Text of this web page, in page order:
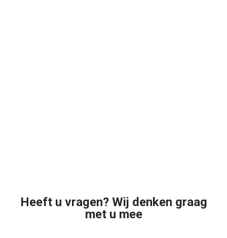
Heeft u vragen? Wij denken graag
met u mee